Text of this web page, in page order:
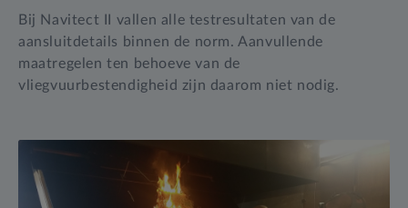
Bij Navitect II vallen alle testresultaten van de
aansluitdetails binnen de norm. Aanvullende
maatregelen ten behoeve van de
vliegvuurbestendigheid zijn daarom niet nodig.